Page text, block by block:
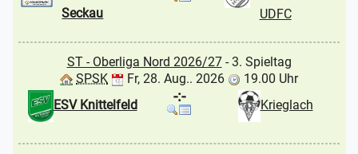
Seckau
UDFC
ST - Oberliga Nord 2026/27- 3. Spieltag
SPSK
Fr, 28. Aug.. 2026
19.00 Uhr
ESV Knittelfeld
Krieglach
-:-